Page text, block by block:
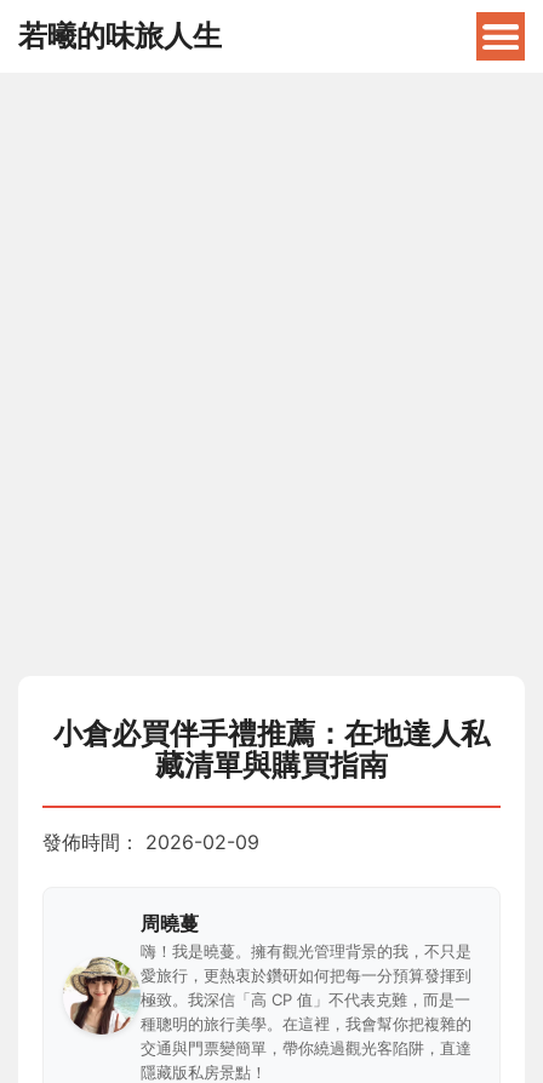
若曦的味旅人生
小倉必買伴手禮推薦：在地達人私
藏清單與購買指南
發佈時間： 2026-02-09
周曉蔓
嗨！我是曉蔓。擁有觀光管理背景的我，不只是
愛旅行，更熱衷於鑽研如何把每一分預算發揮到
極致。我深信「高 CP 值」不代表克難，而是一
種聰明的旅行美學。在這裡，我會幫你把複雜的
交通與門票變簡單，帶你繞過觀光客陷阱，直達
隱藏版私房景點！